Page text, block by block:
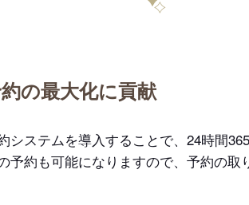
の最大化に貢献
システムを導入することで、24時間
予約も可能になりますので、予約の取